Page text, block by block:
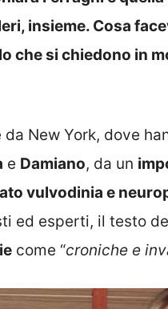
insieme. Cosa
che si chiedono in
New York, dove
e Damiano, da un
vulvodinia e
ed esperti, il testo
come “croniche e